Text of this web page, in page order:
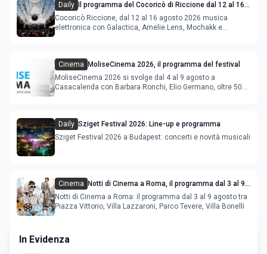
Daily
Il programma del Cocoricò di Riccione dal 12 al 16
agosto 2026
Cocoricò Riccione, dal 12 al 16 agosto 2026 musica
elettronica con Galactica, Amelie Lens, Mochakk e
Cinema
MoliseCinema 2026, il programma del festival
MoliseCinema 2026 si svolge dal 4 al 9 agosto a
Casacalenda con Barbara Ronchi, Elio Germano, oltre 50
Daily Sziget Festival 2026: Line-up e programma
Sziget Festival 2026 a Budapest: concerti e novità musicali
Cinema
Notti di Cinema a Roma, il programma dal 3 al 9
agosto
Notti di Cinema a Roma: il programma dal 3 al 9 agosto tra
Piazza Vittorio, Villa Lazzaroni, Parco Tevere, Villa Bonelli
In Evidenza